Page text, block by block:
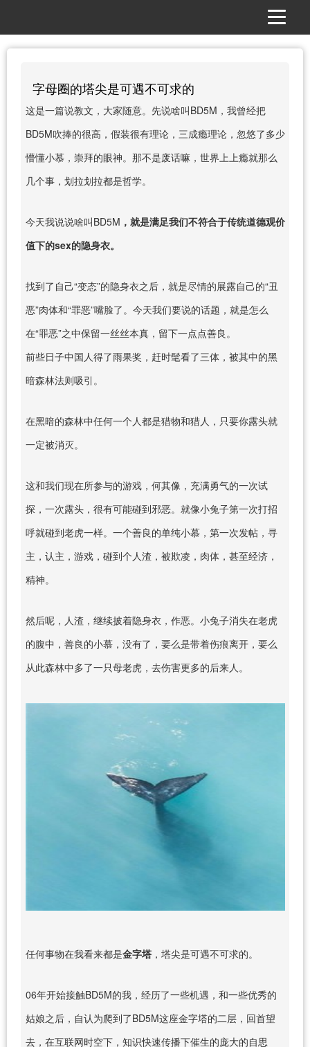
字母圈的塔尖是可遇不可求的
这是一篇说教文，大家随意。先说啥叫BD5M，我曾经把
BD5M吹捧的很高，假装很有理论，三成瘾理论，忽悠了多少
懵懂小慕，崇拜的眼神。那不是废话嘛，世界上上瘾就那么
几个事，划拉划拉都是哲学。
今天我说说啥叫BD5M ，就是满足我们不符合于传统道德观价
值下的sex的隐身衣。
找到了自己“变态”的隐身衣之后，就是尽情的展露自己的“丑
恶”肉体和“罪恶”嘴脸了。今天我们要说的话题，就是怎么
在“罪恶”之中保留一丝丝本真，留下一点点善良。
前些日子中国人得了雨果奖，赶时髦看了三体，被其中的黑
暗森林法则吸引。
在黑暗的森林中任何一个人都是猎物和猎人，只要你露头就
一定被消灭。
这和我们现在所参与的游戏，何其像，充满勇气的一次试
探，一次露头，很有可能碰到邪恶。就像小兔子第一次打招
呼就碰到老虎一样。一个善良的单纯小慕，第一次发帖，寻
主，认主，游戏，碰到个人渣，被欺凌，肉体，甚至经济，
精神。
然后呢，人渣，继续披着隐身衣，作恶。小兔子消失在老虎
的腹中，善良的小慕，没有了，要么是带着伤痕离开，要么
从此森林中多了一只母老虎，去伤害更多的后来人。
任何事物在我看来都是金字塔，塔尖是可遇不可求的。
06年开始接触BD5M的我，经历了一些机遇，和一些优秀的
姑娘之后，自认为爬到了BD5M这座金字塔的二层，回首望
去，在互联网时空下，知识快速传播下催生的庞大的自思